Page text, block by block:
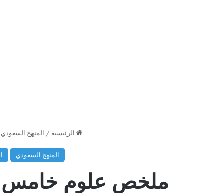
الرئيسية / المنهج السعودي
المنهج السعودي
ملخص علوم خامس